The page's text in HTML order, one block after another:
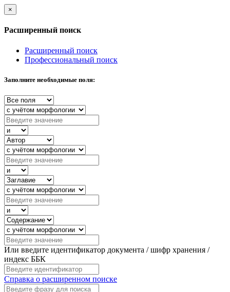
×
Расширенный поиск
Расширенный поиск
Профессиональный поиск
Заполните необходимые поля:
Или введите идентификатор документа / шифр хранения /
индекс ББК
Справка о расширенном поиске